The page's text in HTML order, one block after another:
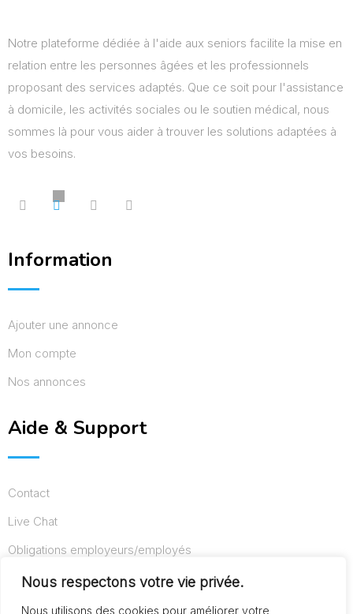
Nous respectons votre vie privée.
Nous utilisons des cookies pour améliorer votre
Notre plateforme dédiée à l'aide aux seniors facilite la mise en
relation entre les personnes âgées et les professionnels
proposant des services adaptés. Que ce soit pour l'assistance
à domicile, les activités sociales ou le soutien médical, nous
sommes là pour vous aider à trouver les solutions adaptées à
vos besoins.
Information
Ajouter une annonce
Mon compte
Nos annonces
Aide & Support
Contact
Live Chat
Obligations employeurs/employés
Conditions d’utilisation
Mentions légales